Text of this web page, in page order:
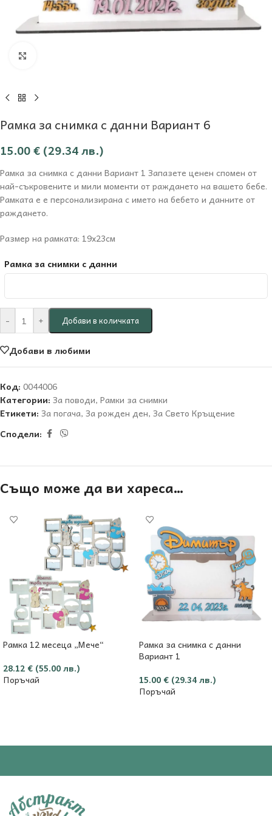
Рамка за снимка с данни Вариант 6
15.00€ (29.34 лв.)
Рамка за снимка с данни Вариант 1 Запазете ценен спомен от
най-съкровените и мили моменти от раждането на вашето бебе.
Рамката е е персонализирана с името на бебето и данните от
раждането.
Размер на рамката: 19х23см
Рамка за снимки с данни
- + Добави в количката
Добави в любими
Код: 0044006
Категории: За поводи, Рамки за снимки
Етикети: За погача, За рожден ден, За Свето Кръщение
Сподели:
Също може да ви хареса…
Рамка 12 месеца „Мече“
28.12 € (55.00 лв.)
Поръчай
Рамка за снимка с данни
Вариант 1
15.00 € (29.34 лв.)
Поръчай